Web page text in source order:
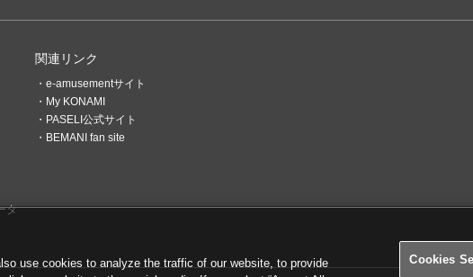
タ
関連リンク
e-amusementサイト
My KONAMI
PASELI公式サイト
BEMANI fan site
use cookies to analyze the traffic of our website, to provide
Cookies